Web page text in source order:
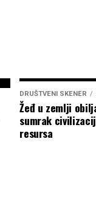
DRUŠTVENI SKENER
Žeđ u zemlji
sumrak
resursa